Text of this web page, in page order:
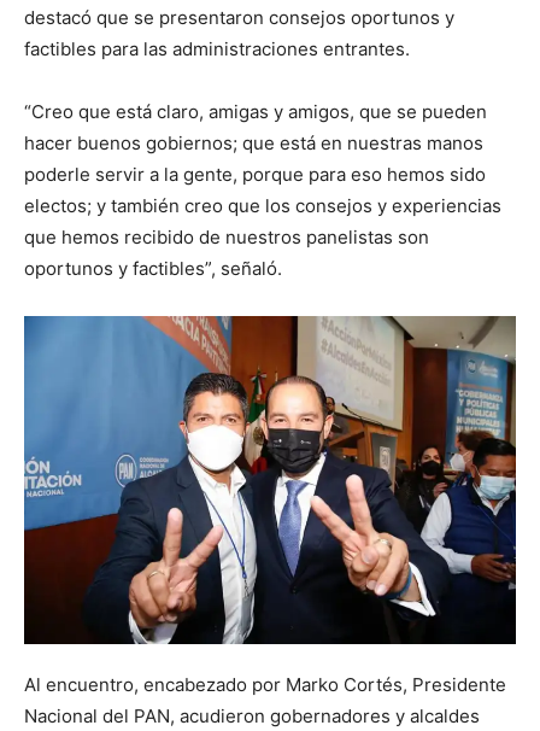
destacó que se presentaron consejos oportunos y
factibles para las administraciones entrantes.
“Creo que está claro, amigas y amigos, que se pueden
hacer buenos gobiernos; que está en nuestras manos
poderle servir a la gente, porque para eso hemos sido
electos; y también creo que los consejos y experiencias
que hemos recibido de nuestros panelistas son
oportunos y factibles”, señaló.
Al encuentro, encabezado por Marko Cortés, Presidente
Nacional del PAN, acudieron gobernadores y alcaldes